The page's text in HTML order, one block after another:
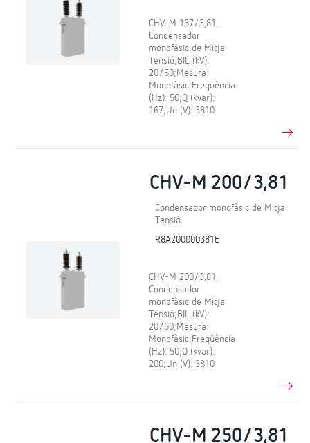
CHV-M 167/3,81,
Condensador
monofàsic de Mitja
Tensió;BIL (kV):
20/60;Mesura:
Monofàsic;Freqüència
(Hz): 50;Q (kvar):
167;Un (V): 3810
CHV-M 200/3,81
Condensador monofàsic de Mitja
Tensió
R8A200000381E
CHV-M 200/3,81,
Condensador
monofàsic de Mitja
Tensió;BIL (kV):
20/60;Mesura:
Monofàsic;Freqüència
(Hz): 50;Q (kvar):
200;Un (V): 3810
CHV-M 250/3,81